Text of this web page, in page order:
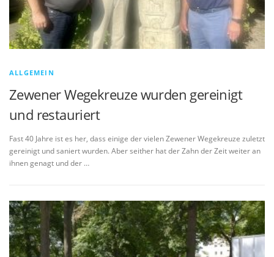
ALLGEMEIN
Zewener Wegekreuze wurden gereinigt
und restauriert
Fast 40 Jahre ist es her, dass einige der vielen Zewener Wegekreuze zuletzt
gereinigt und saniert wurden. Aber seither hat der Zahn der Zeit weiter an
ihnen genagt und der …